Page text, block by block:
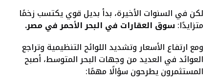
لكن في السنوات الأخيرة، بدأ بديل قوي يكتسب زخمًا
متزايدًا: سوق العقارات في البحر الأحمر في مصر.
ومع ارتفاع الأسعار وتشديد اللوائح التنظيمية وتراجع
العوائد في العديد من وجهات البحر المتوسط، أصبح
المستثمرون يطرحون سؤالًا مهمًا: